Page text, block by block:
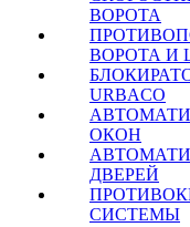
ВОРОТА
ВОРОТА И
URBACO
ОКОН
ДВЕРЕЙ
СИСТЕМЫ